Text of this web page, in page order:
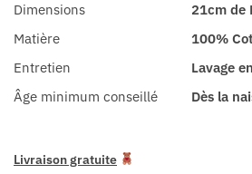
Dimensions
21cm de
Matière
100%
Entretien
Lavage
Âge minimum conseillé
Dès la
Livraison gratuite